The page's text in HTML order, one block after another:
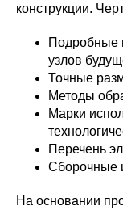
конструкции.
Подробные
узлов
Точные
Методы
Марки
Перечень
Сборочные
На основании